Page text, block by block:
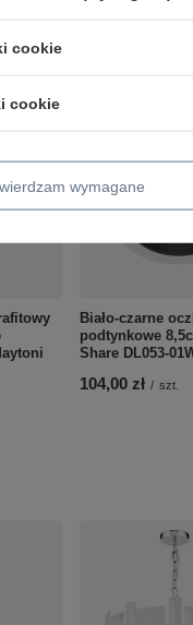
Biało-czarne
podtynkowe
Share DL053-
104,00 zł / szt.
cookie
cookie
wymagane